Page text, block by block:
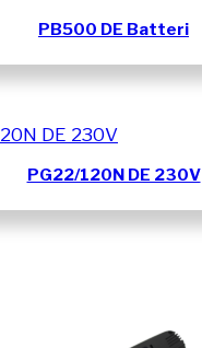
PB500 DE Batteri
PG22/120N DE 230V